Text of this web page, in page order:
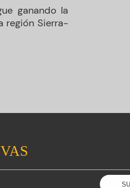
ganando la
región Sierra-